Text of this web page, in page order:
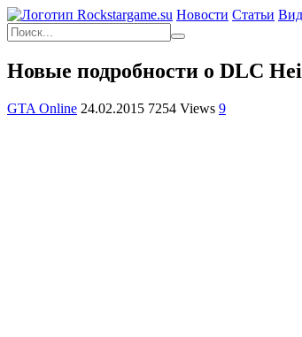
Новости Статьи
Новые подробности о DLC
GTA Online 24.02.2015 7254 Views 9